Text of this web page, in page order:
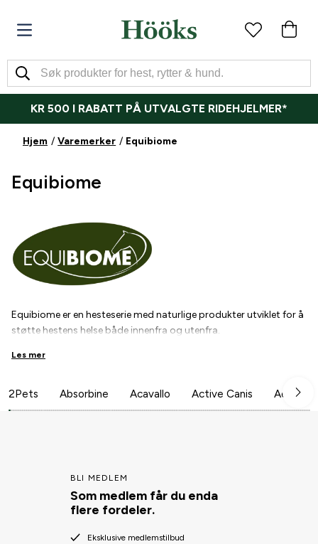
KR 500 I RABATT PÅ UTVALGTE RIDEHJELMER*
Hjem Varemerker Equibiome
Equibiome
Equibiome er en hesteserie med naturlige produkter utviklet for å
støtte hestens helse både innenfra og utenfra.
naturlige ingredienser som støtter en balansert tarmflora,
Med Equibiome skapes et mer balansert miljø i hestens mage,
pels, hover og stall.
Les mer
2Pets Absorbine Acavallo Active Canis Aesculap
BLI MEDLEM
Som medlem får du enda
flere fordeler.
Eksklusive medlemstilbud